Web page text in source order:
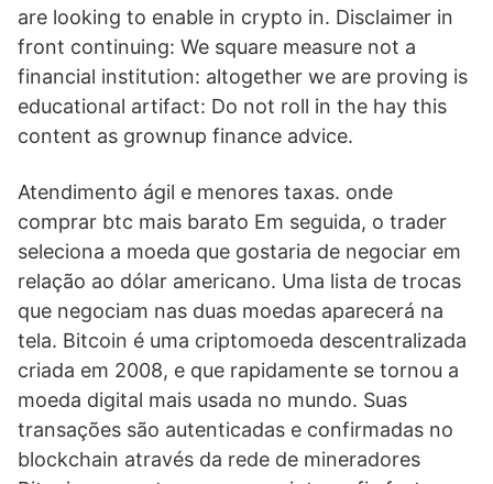
are looking to enable in crypto in. Disclaimer in
front continuing: We square measure not a
financial institution: altogether we are proving is
educational artifact: Do not roll in the hay this
content as grownup finance advice.
Atendimento ágil e menores taxas. onde
comprar btc mais barato Em seguida, o trader
seleciona a moeda que gostaria de negociar em
relação ao dólar americano. Uma lista de trocas
que negociam nas duas moedas aparecerá na
tela. Bitcoin é uma criptomoeda descentralizada
criada em 2008, e que rapidamente se tornou a
moeda digital mais usada no mundo. Suas
transações são autenticadas e confirmadas no
blockchain através da rede de mineradores